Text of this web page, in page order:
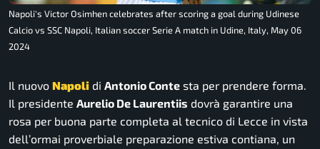
Napoli's Victor Osimhen celebrates after scoring a goal during Udinese
Calcio vs SSC Napoli, Italian soccer Serie A match in Udine, Italy, May 06
2024
Il nuovo Napoli di Antonio Conte sta per prendere forma.
Il presidente Aurelio De Laurentiis dovrà garantire una
rosa per buona parte completa al tecnico di Lecce in vista
dell’ormai proverbiale preparazione estiva contiana, un